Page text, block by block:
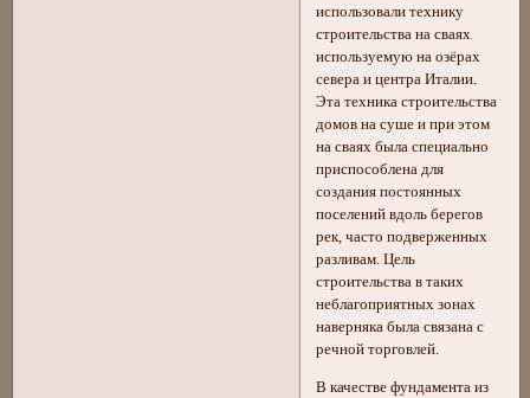
использовали технику
строительства на сваях
используемую на озёрах
севера и центра Италии.
Эта техника строительства
домов на суше и при этом
на сваях была специально
приспособлена для
создания постоянных
поселений вдоль берегов
рек, часто подверженных
разливам. Цель
строительства в таких
неблагоприятных зонах
наверняка была связана с
речной торговлей.
В качестве фундамента из